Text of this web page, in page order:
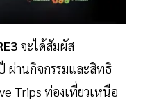
จะได้สัมผัส
ผ่านกิจกรรมและสิทธิ
Trips ท่องเที่ยวเหนือ